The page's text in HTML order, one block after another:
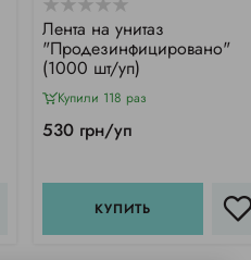
Лента на унитаз
"Продезинфицировано"
(1000 шт/уп)
Купили 118 раз
530 грн/уп
КУПИТЬ